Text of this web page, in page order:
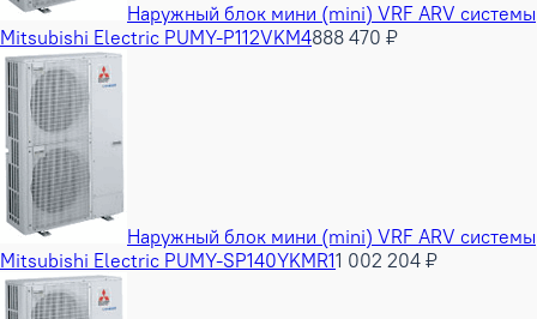
Наружный блок мини (mini) VRF ARV системы
Mitsubishi Electric PUMY-P112VKM4888 470 ₽
Наружный блок мини (mini) VRF ARV системы
Mitsubishi Electric PUMY-SP140YKMR11 002 204 ₽